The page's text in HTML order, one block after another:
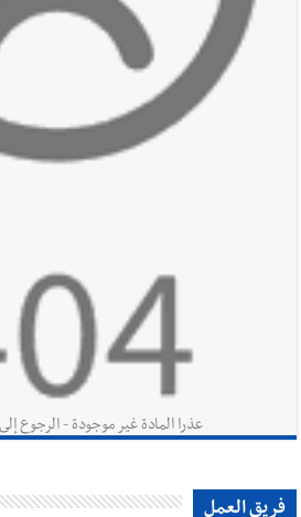
القديمة
أخبار صيدا عمر مرجان يطلق أكاديمية
حول الجيش في هذه المرحلة الدقيقة
مؤسسة مياه لبنان الجنوبي :
يستهدف فرق المؤسسة أثناء عملهم في
أخبار لبنان بهية الحريري تقدم بإسم
عذرا المادة غير موجودة - الرجوع
فريق العمل